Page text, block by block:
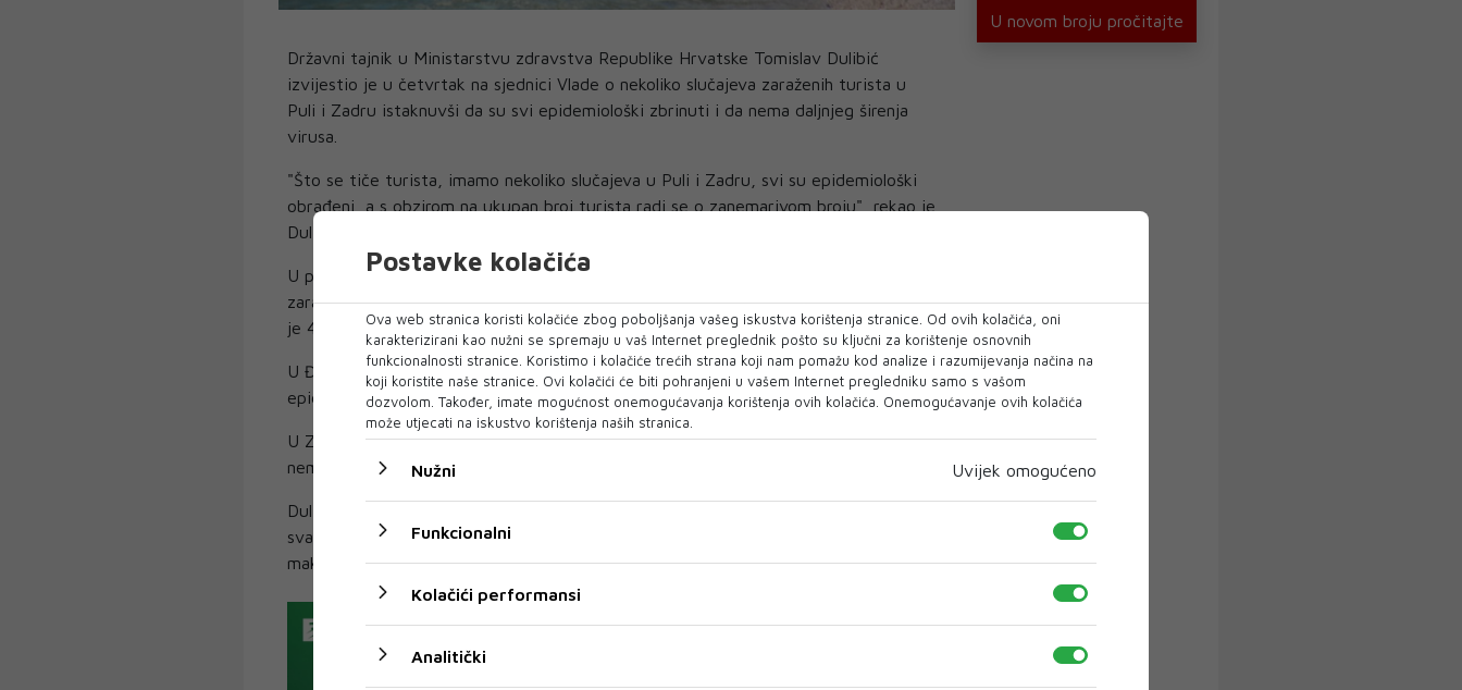
Državni tajnik u Ministarstvu zdravstva Republike Hrvatske Tomislav Dulibić
izvijestio je u četvrtak na sjednici Vlade o nekoliko slučajeva zaraženih turista u
Puli i Zadru istaknuvši da su svi epidemiološki zbrinuti i da nema daljnjeg širenja
virusa.
"Što se tiče turista, imamo nekoliko slučajeva u Puli i Zadru, svi su epidemiološki
obrađeni, a s obzirom na ukupan broj turista radi se o zanemarivom broju", rekao je
Dulibić.
U posljednja 24 sata u Hrvatskoj je zabilježen 81 novooboljeli, a kao aktivna žarišta
zaraze Dulibić je izdvojio Đakovo, gdje je zaraza uvezena s Kosova, i Zagreb, gdje
je 48 novooboljelih povezano s noćnim klubovima, navodi Hina.
U Đakovu epidemiolozi su i dalje na terenu. Budući da se radi o velikom broju osoba
epidemiološka obrada i klasifikacija kontakata još traju.
U Zadru nema novih slučajeva povezanih s teniski turnirom, a u ostalim županijama
nema žarišta već se radi o manjem broju pojedinačnih slučajeva, rekao je.
Dulibić je poručio da popuštanje epidemioloških mjera znači povećanu odgovornost
svakog građanina za vlastito zdravlje i zdravlje drugih, te ih pozvao da ostanu
maksimalno oprezni i odgovorni.
U novom broju pročitajte
Postavke kolačića
Ova web stranica koristi kolačiće zbog poboljšanja vašeg iskustva korištenja stranice. Od ovih kolačića, oni
karakterizirani kao nužni se spremaju u vaš Internet preglednik pošto su ključni za korištenje osnovnih
funkcionalnosti stranice. Koristimo i kolačiće trećih strana koji nam pomažu kod analize i razumijevanja načina na
koji koristite naše stranice. Ovi kolačići će biti pohranjeni u vašem Internet pregledniku samo s vašom
dozvolom. Također, imate mogućnost onemogućavanja korištenja ovih kolačića. Onemogućavanje ovih kolačića
može utjecati na iskustvo korištenja naših stranica.
Nužni Uvijek omogućeno
Funkcionalni
Kolačići performansi
Analitički